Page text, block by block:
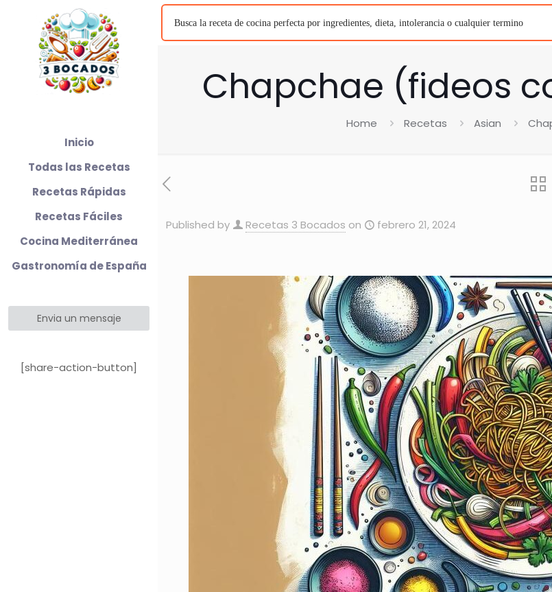
Chapchae (fideos
Home Recetas Asian
Published by Recetas 3 Bocados on febrero 21, 2024
Inicio
Todas las Recetas
Recetas Rápidas
Recetas Fáciles
Cocina Mediterránea
Gastronomía de España
Envia un mensaje
[share-action-button]